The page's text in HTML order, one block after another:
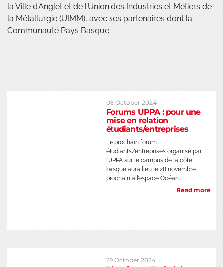
la Ville d’Anglet et de l’Union des Industries et Métiers de
la Métallurgie (UIMM), avec ses partenaires dont la
Communauté Pays Basque.
08 October 2024
Forums UPPA : pour une
mise en relation
étudiants/entreprises
Le prochain forum
étudiants/entreprises organisé par
l’UPPA sur le campus de la côte
basque aura lieu le 28 novembre
prochain à l’espace Océan...
Read more
29 October 2024